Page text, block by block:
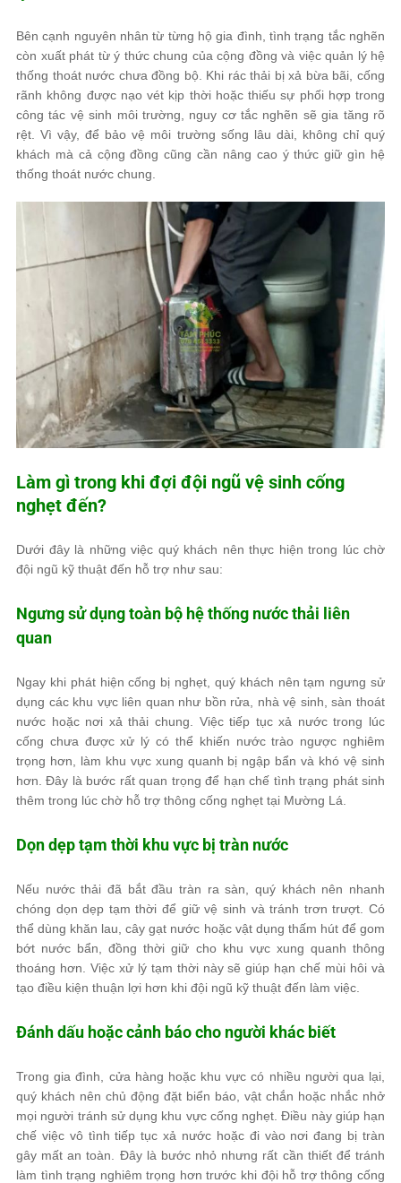
Bên cạnh nguyên nhân từ từng hộ gia đình, tình trạng tắc nghẽn
còn xuất phát từ ý thức chung của cộng đồng và việc quản lý hệ
thống thoát nước chưa đồng bộ. Khi rác thải bị xả bừa bãi, cống
rãnh không được nạo vét kịp thời hoặc thiếu sự phối hợp trong
công tác vệ sinh môi trường, nguy cơ tắc nghẽn sẽ gia tăng rõ
rệt. Vì vậy, để bảo vệ môi trường sống lâu dài, không chỉ quý
khách mà cả cộng đồng cũng cần nâng cao ý thức giữ gìn hệ
thống thoát nước chung.
Làm gì trong khi đợi đội ngũ vệ sinh cống
nghẹt đến?
Dưới đây là những việc quý khách nên thực hiện trong lúc chờ
đội ngũ kỹ thuật đến hỗ trợ như sau:
Ngưng sử dụng toàn bộ hệ thống nước thải liên
quan
Ngay khi phát hiện cống bị nghẹt, quý khách nên tạm ngưng sử
dụng các khu vực liên quan như bồn rửa, nhà vệ sinh, sàn thoát
nước hoặc nơi xả thải chung. Việc tiếp tục xả nước trong lúc
cống chưa được xử lý có thể khiến nước trào ngược nghiêm
trọng hơn, làm khu vực xung quanh bị ngập bẩn và khó vệ sinh
hơn. Đây là bước rất quan trọng để hạn chế tình trạng phát sinh
thêm trong lúc chờ hỗ trợ thông cống nghẹt tại Mường Lá.
Dọn dẹp tạm thời khu vực bị tràn nước
Nếu nước thải đã bắt đầu tràn ra sàn, quý khách nên nhanh
chóng dọn dẹp tạm thời để giữ vệ sinh và tránh trơn trượt. Có
thể dùng khăn lau, cây gạt nước hoặc vật dụng thấm hút để gom
bớt nước bẩn, đồng thời giữ cho khu vực xung quanh thông
thoáng hơn. Việc xử lý tạm thời này sẽ giúp hạn chế mùi hôi và
tạo điều kiện thuận lợi hơn khi đội ngũ kỹ thuật đến làm việc.
Đánh dấu hoặc cảnh báo cho người khác biết
Trong gia đình, cửa hàng hoặc khu vực có nhiều người qua lại,
quý khách nên chủ động đặt biển báo, vật chắn hoặc nhắc nhở
mọi người tránh sử dụng khu vực cống nghẹt. Điều này giúp hạn
chế việc vô tình tiếp tục xả nước hoặc đi vào nơi đang bị tràn
gây mất an toàn. Đây là bước nhỏ nhưng rất cần thiết để tránh
làm tình trạng nghiêm trọng hơn trước khi đội hỗ trợ thông cống